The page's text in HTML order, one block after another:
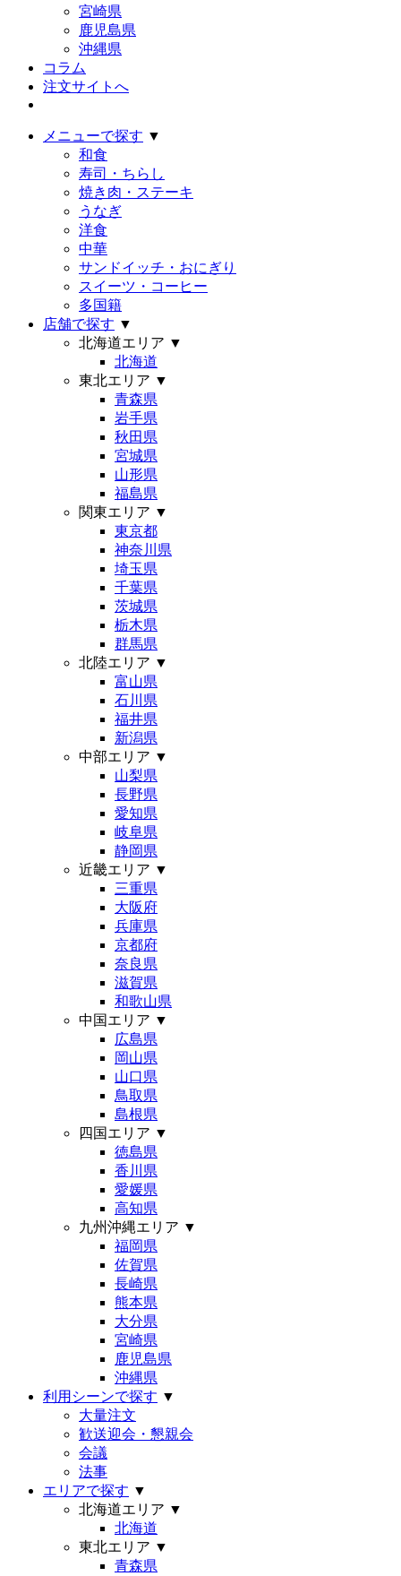
宮崎県
鹿児島県
沖縄県
コラム
注文サイトへ
メニューで探す ▼
和食
寿司・ちらし
焼き肉・ステーキ
うなぎ
洋食
中華
サンドイッチ・おにぎり
スイーツ・コーヒー
多国籍
店舗で探す ▼
北海道エリア ▼
北海道
東北エリア ▼
青森県
岩手県
秋田県
宮城県
山形県
福島県
関東エリア ▼
東京都
神奈川県
埼玉県
千葉県
茨城県
栃木県
群馬県
北陸エリア ▼
富山県
石川県
福井県
新潟県
中部エリア ▼
山梨県
長野県
愛知県
岐阜県
静岡県
近畿エリア ▼
三重県
大阪府
兵庫県
京都府
奈良県
滋賀県
和歌山県
中国エリア ▼
広島県
岡山県
山口県
鳥取県
島根県
四国エリア ▼
徳島県
香川県
愛媛県
高知県
九州沖縄エリア ▼
福岡県
佐賀県
長崎県
熊本県
大分県
宮崎県
鹿児島県
沖縄県
利用シーンで探す ▼
大量注文
歓送迎会・懇親会
会議
法事
エリアで探す ▼
北海道エリア ▼
北海道
東北エリア ▼
青森県